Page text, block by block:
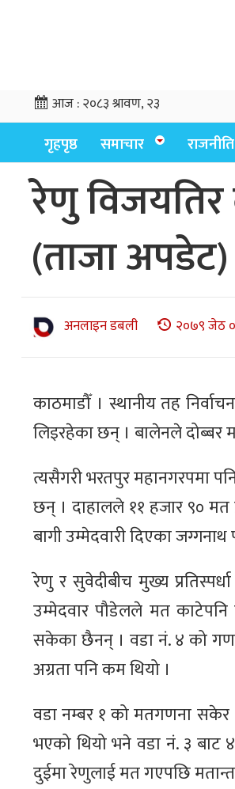
आज :२०८३ श्रावण, २३
गृहपृष्ठ समाचार राजनीति
रेणु विजयतिर
(ताजा अपडेट)
अनलाइन डबली २०७९ जेठ
काठमाडौँ । स्थानीय तह
लिइरहेका छन् । बालेनले दोब्बर
त्यसैगरी भरतपुर महानगरपमा
छन् । दाहालले ११ हजार ९० मत
बागी उम्मेदवारी दिएका
रेणु र सुवेदीबीच मुख्य
उम्मेदवार पौडेलले मत
सकेका छैनन् । वडा नं. ४ को
अग्रता पनि कम थियो ।
वडा नम्बर १ को मतगणना सकेर
भएको थियो भने वडा नं. ३ बाट
दुईमा रेणुलाई मत गएपछि